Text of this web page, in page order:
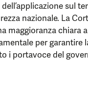
sul
nazionale. La
maggioranza chiara
per garantire
i portavoce del